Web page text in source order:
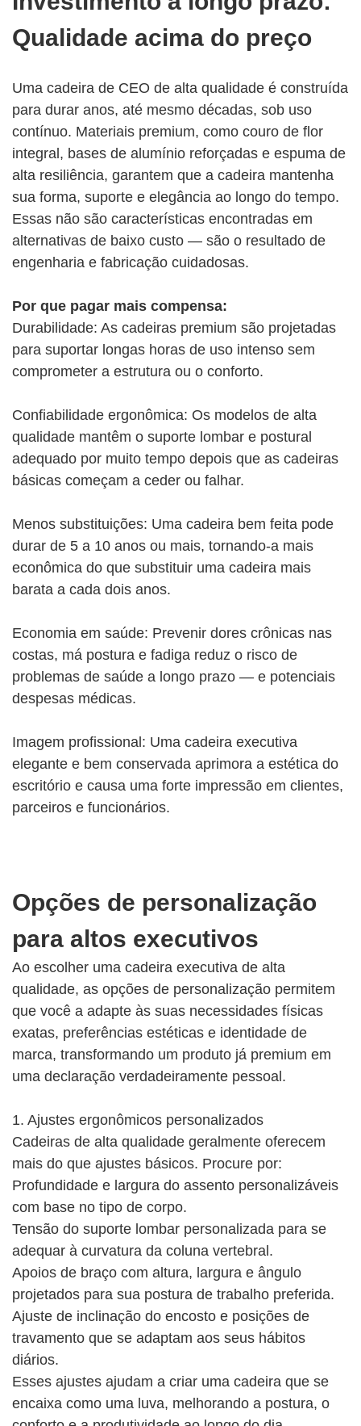
Qualidade acima do preço
Uma cadeira de CEO de alta qualidade é construída
para durar anos, até mesmo décadas, sob uso
contínuo. Materiais premium, como couro de flor
integral, bases de alumínio reforçadas e espuma de
alta resiliência, garantem que a cadeira mantenha
sua forma, suporte e elegância ao longo do tempo.
Essas não são características encontradas em
alternativas de baixo custo — são o resultado de
engenharia e fabricação cuidadosas.
Por que pagar mais compensa:
Durabilidade: As cadeiras premium são projetadas
para suportar longas horas de uso intenso sem
comprometer a estrutura ou o conforto.
Confiabilidade ergonômica: Os modelos de alta
qualidade mantêm o suporte lombar e postural
adequado por muito tempo depois que as cadeiras
básicas começam a ceder ou falhar.
Menos substituições: Uma cadeira bem feita pode
durar de 5 a 10 anos ou mais, tornando-a mais
econômica do que substituir uma cadeira mais
barata a cada dois anos.
Economia em saúde: Prevenir dores crônicas nas
costas, má postura e fadiga reduz o risco de
problemas de saúde a longo prazo — e potenciais
despesas médicas.
Imagem profissional: Uma cadeira executiva
elegante e bem conservada aprimora a estética do
escritório e causa uma forte impressão em clientes,
parceiros e funcionários.
Opções de personalização
para altos executivos
Ao escolher uma cadeira executiva de alta
qualidade, as opções de personalização permitem
que você a adapte às suas necessidades físicas
exatas, preferências estéticas e identidade de
marca, transformando um produto já premium em
uma declaração verdadeiramente pessoal.
1. Ajustes ergonômicos personalizados
Cadeiras de alta qualidade geralmente oferecem
mais do que ajustes básicos. Procure por:
Profundidade e largura do assento personalizáveis ​​
com base no tipo de corpo.
Tensão do suporte lombar personalizada para se
adequar à curvatura da coluna vertebral.
Apoios de braço com altura, largura e ângulo
projetados para sua postura de trabalho preferida.
Ajuste de inclinação do encosto e posições de
travamento que se adaptam aos seus hábitos
diários.
Esses ajustes ajudam a criar uma cadeira que se
encaixa como uma luva, melhorando a postura, o